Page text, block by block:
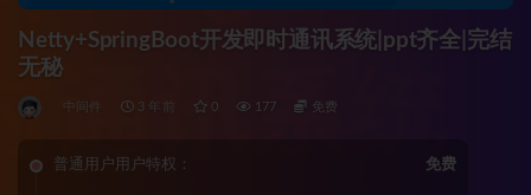
Netty+SpringBoot开发即时通讯系统|ppt齐全|完结
无秘
中间件 3 年前 0 177 免费
普通用户用户特权： 免费